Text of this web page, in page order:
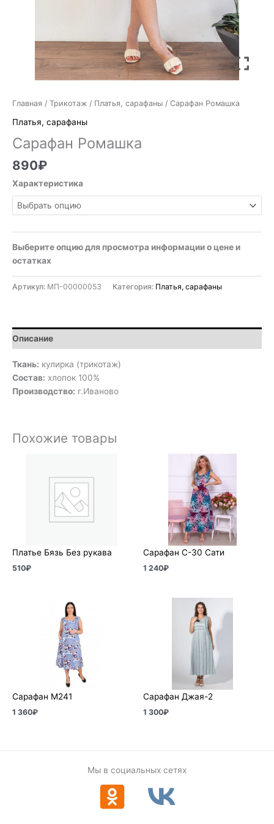
Главная / Трикотаж / Платья, сарафаны / Сарафан Ромашка
Платья, сарафаны
Сарафан Ромашка
890₽
Характеристика
Выберите опцию для просмотра информации о цене и
остатках
Артикул: МП-00000053 Категория: Платья, сарафаны
Описание
Ткань: кулирка (трикотаж)
Состав: хлопок 100%
Производство: г.Иваново
Похожие товары
Платье Бязь Без рукава
510₽
Сарафан С-30 Сати
1 240₽
Сарафан М241
1 360₽
Сарафан Джая-2
1 300₽
Мы в социальных сетях